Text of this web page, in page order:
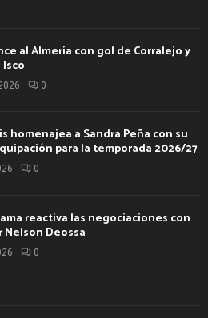
al Almería con gol de Corralejo y
0
homenajea a Sandra Peña con su
para la temporada 2026/27
0
reactiva las negociaciones con
Nelson Deossa
0